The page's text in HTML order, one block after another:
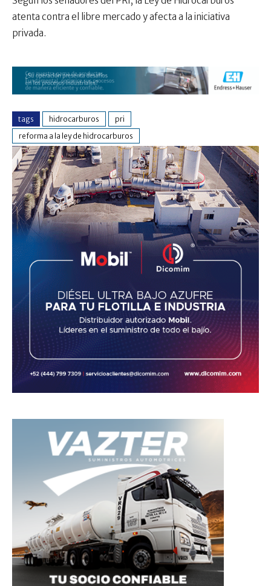
atenta contra el libre mercado y afecta a la iniciativa
privada.
tags hidrocarburos
pri
reforma a la ley de hidrocarburos